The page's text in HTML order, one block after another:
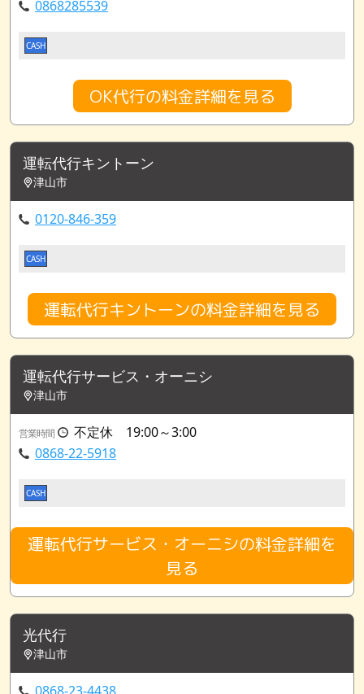
0868285539
CASH
OK代行の料金詳細を見る
運転代行キントーン
津山市
0120-846-359
CASH
運転代行キントーンの料金詳細を見る
運転代行サービス・オーニシ
津山市
営業時間
不定休 19:00～3:00
0868-22-5918
CASH
運転代行サービス・オーニシの料金詳細を
見る
光代行
津山市